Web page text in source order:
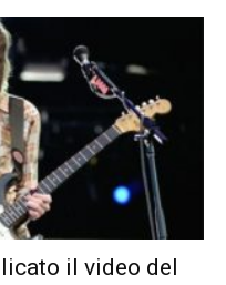
il video del